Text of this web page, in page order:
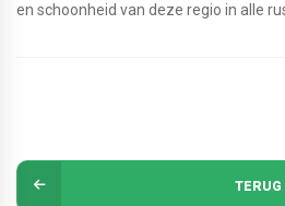
en schoonheid van deze regio in alle
TERUG